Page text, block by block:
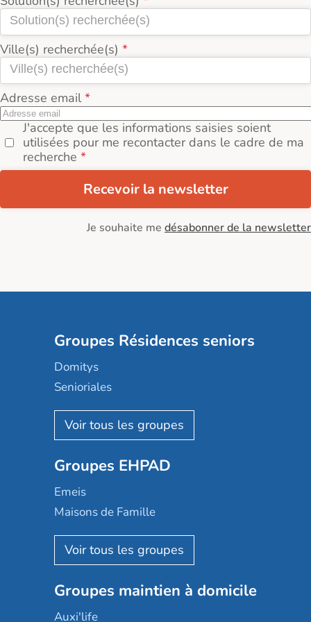
Ville(s) recherchée(s)
Adresse email
J'accepte que les informations saisies soient
utilisées pour me recontacter dans le cadre de ma
recherche
Recevoir la newsletter
Je souhaite me désabonner de la newsletter
Groupes Résidences seniors
Domitys
Senioriales
Nohée
Les Résidentiels
Mobicap
Domusvi
Happy Senior
Aquarelia
Nexity edenea
Les jardins d'Arcadie
Occitalia
Groupes EHPAD
Emeis
Maisons de Famille
Korian
Emera
Groupe SOS
Le Noble Âge
Groupes maintien à domicile
Auxi'life